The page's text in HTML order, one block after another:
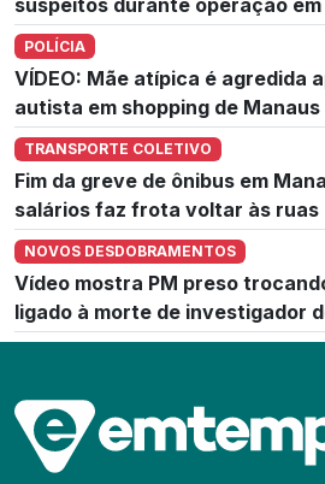
POLÍCIA
VÍDEO: Mãe atípica é agredida
autista em shopping de Manaus
TRANSPORTE COLETIVO
Fim da greve de ônibus em
salários faz frota voltar às ruas
NOVOS DESDOBRAMENTOS
Vídeo mostra PM preso
ligado à morte de investigador